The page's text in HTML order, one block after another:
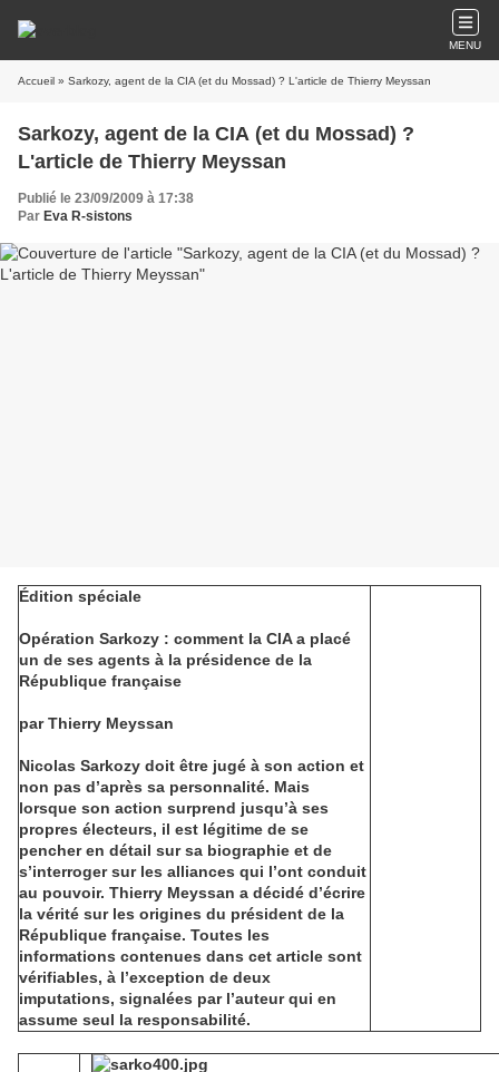
MENU
Accueil » Sarkozy, agent de la CIA (et du Mossad) ? L'article de Thierry Meyssan
Sarkozy, agent de la CIA (et du Mossad) ?
L'article de Thierry Meyssan
Publié le 23/09/2009 à 17:38
Par Eva R-sistons
Édition spéciale
Opération Sarkozy : comment la CIA a placé
un de ses agents à la présidence de la
République française
par Thierry Meyssan
Nicolas Sarkozy doit être jugé à son action et
non pas d’après sa personnalité. Mais
lorsque son action surprend jusqu’à ses
propres électeurs, il est légitime de se
pencher en détail sur sa biographie et de
s’interroger sur les alliances qui l’ont conduit
au pouvoir. Thierry Meyssan a décidé d’écrire
la vérité sur les origines du président de la
République française. Toutes les
informations contenues dans cet article sont
vérifiables, à l’exception de deux
imputations, signalées par l’auteur qui en
assume seul la responsabilité.